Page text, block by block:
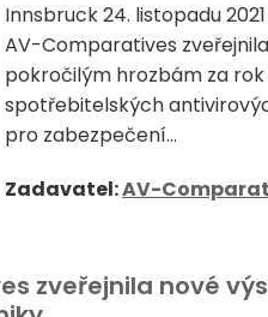
Innsbruck 24. listopadu
AV-Comparatives
pokročilým hrozbám za rok
spotřebitelských
pro zabezpečení...
Zadavatel:AV-
zveřejnila nové